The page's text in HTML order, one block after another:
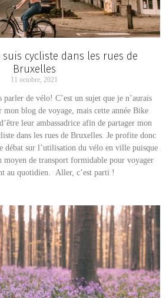
suis cycliste dans les rues de
Bruxelles
11 octobre, 2021
de vélo! C’est un sujet que je n’aurais
mon blog de voyage, mais cette année Bike
leur ambassadrice afin de partager mon
dans les rues de Bruxelles. Je profite donc
débat sur l’utilisation du vélo en ville puisque
moyen de transport formidable pour voyager
au quotidien. Aller, c’est parti !